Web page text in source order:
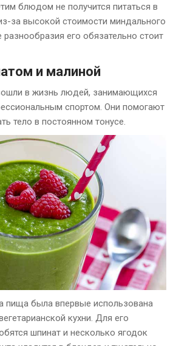
блюдом не получится питаться в
за высокой стоимости миндального
его обязательно стоит
и малиной
в жизнь людей, занимающихся
спортом. Они помогают
тело в постоянном тонусе.
пища была впервые использована
кухни. Для его
шпинат и несколько ягодок